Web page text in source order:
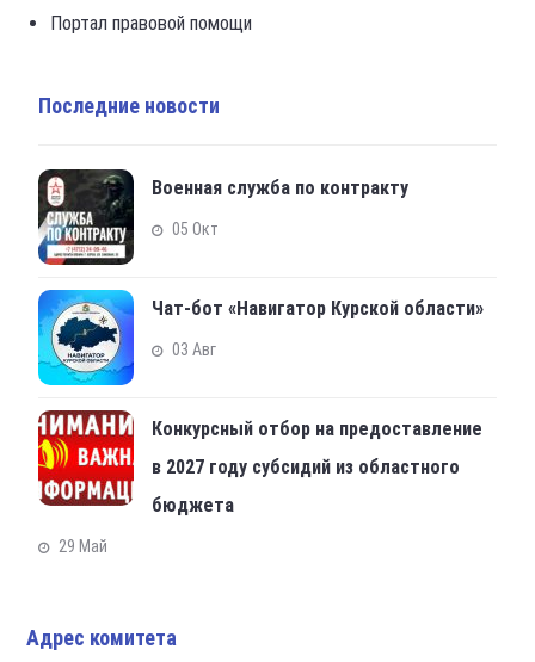
Портал правовой помощи
Последние новости
Военная служба по контракту
05 Окт
Чат-бот «Навигатор Курской области»
03 Авг
Конкурсный отбор на предоставление
в 2027 году субсидий из областного
бюджета
29 Май
Адрес комитета